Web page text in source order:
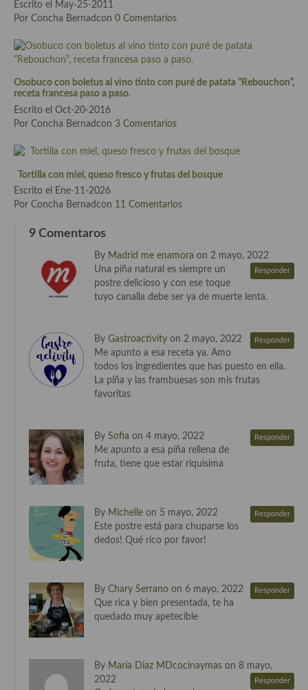
Cocina Azerí (Azerbaiyán)
Cocina de Tunez
Cocina Oriental
Cocina Tailandesa
Cocina Japonesa
Cocina Vietnamita
Cocina camboyana
Cocina Coreana
Cocina HIndú
Cocina China
Cocina filipina
Cocina de Hawái
Cocina de Madagascar
Cocina Sudafrinaca
Cocina del Congo
Cocina Sefardí
Cocina Yoshoku
Cocina callejera
Cocina fusión
Cocinas de España
Cocina Aragonesa
Escrito el May-25-2011
Por Concha Bernadcon 0 Comentarios
Osobuco con boletus al vino tinto con puré de patata “Rebouchon”,
receta francesa paso a paso.
Escrito el Oct-20-2016
Por Concha Bernadcon 3 Comentarios
Tortilla con miel, queso fresco y frutas del bosque
Escrito el Ene-11-2026
Por Concha Bernadcon 11 Comentarios
9 Comentaros
By Madrid me enamora on 2 mayo, 2022
Responder
Una piña natural es siempre un
postre delicioso y con ese toque
tuyo canalla debe ser ya de muerte lenta.
By Gastroactivity on 2 mayo, 2022 Responder
Me apunto a esa receta ya. Amo
todos los ingredientes que has puesto en ella.
La piña y las frambuesas son mis frutas
favoritas
By Sofia on 4 mayo, 2022 Responder
Me apunto a esa piña rellena de
fruta, tiene que estar riquisima
By Michelle on 5 mayo, 2022 Responder
Este postre está para chuparse los
dedos! Qué rico por favor!
By Chary Serrano on 6 mayo, 2022 Responder
Que rica y bien presentada, te ha
quedado muy apetecible
By María Diaz MDcocinaymas on 8 mayo,
2022
Responder